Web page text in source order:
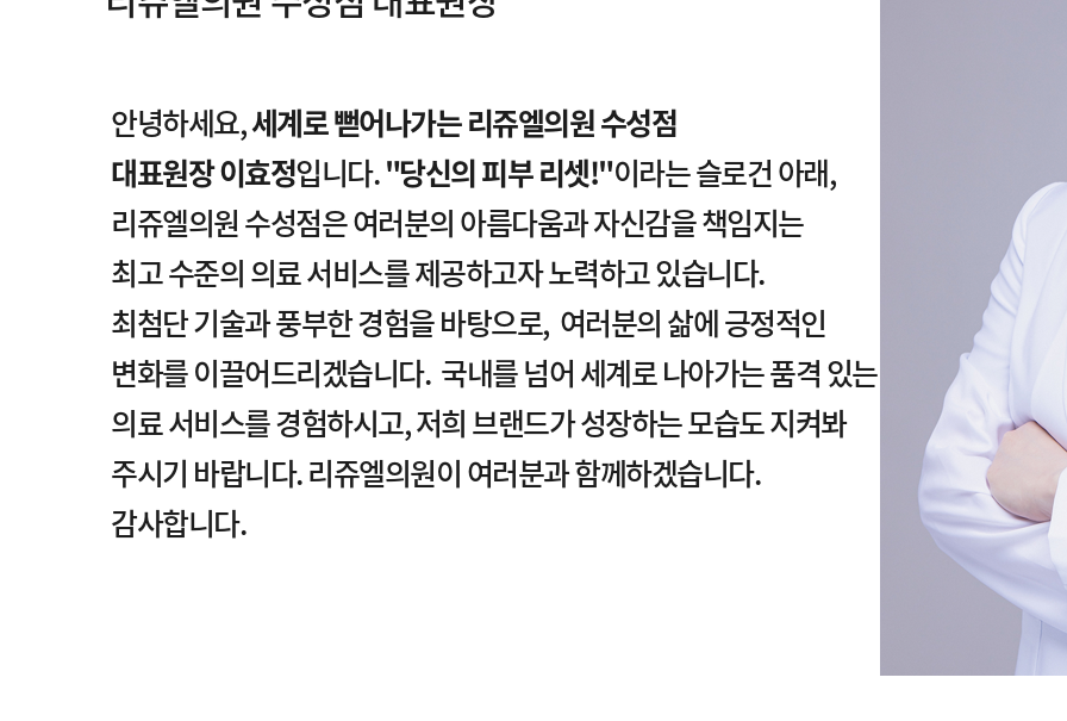
안녕하세요,세계로 뻗어나가는 리쥬엘의원 수성점
대표원장 이효정입니다."당신의 피부 리셋!"이라는 슬로건 아래,
리쥬엘의원 수성점은 여러분의 아름다움과 자신감을 책임지는
최고 수준의 의료 서비스를 제공하고자 노력하고 있습니다.
최첨단 기술과 풍부한 경험을 바탕으로, 여러분의 삶에 긍정적인
변화를 이끌어드리겠습니다. 국내를 넘어 세계로 나아가는 품격 있는
의료 서비스를 경험하시고, 저희 브랜드가 성장하는 모습도 지켜봐
주시기 바랍니다. 리쥬엘의원이 여러분과 함께하겠습니다.
감사합니다.